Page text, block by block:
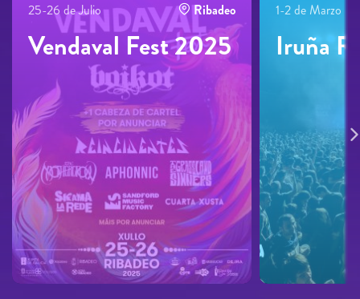
25-26 de Julio Ribadeo
Vendaval Fest 2025
1-2 de Marzo
Iruña